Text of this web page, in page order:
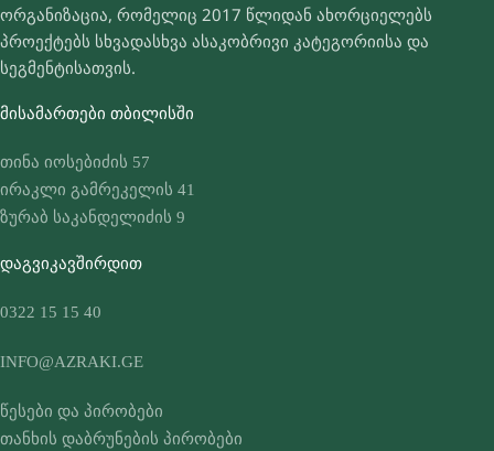
ორგანიზაცია, რომელიც 2017 წლიდან ახორციელებს
პროექტებს სხვადასხვა ასაკობრივი კატეგორიისა და
სეგმენტისათვის.
ᲛᲘᲡᲐᲛᲐᲠᲗᲔᲑᲘ ᲗᲑᲘᲚᲘᲡᲨᲘ
თინა იოსებიძის 57
ირაკლი გამრეკელის 41
ზურაბ საკანდელიძის 9
ᲓᲐᲒᲕᲘᲙᲐᲕᲨᲘᲠᲓᲘᲗ
0322 15 15 40
INFO@AZRAKI.GE
წესები და პირობები
თანხის დაბრუნების პირობები